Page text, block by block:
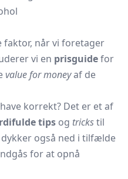
faktor, når vi foretager
vi en prisguidefor
value for moneyaf de
korrekt? Det er et af
tips og trickstil
også ned i tilfælde
for at opnå